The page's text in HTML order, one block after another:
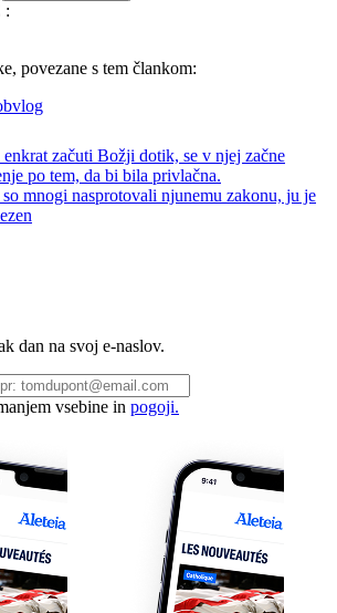
:
povezane s tem člankom:
vlog
začuti Božji dotik, se v njej začne
po tem, da bi bila privlačna.
mnogi nasprotovali njunemu zakonu, ju je
dan na svoj e-naslov.
vsebine in pogoji.